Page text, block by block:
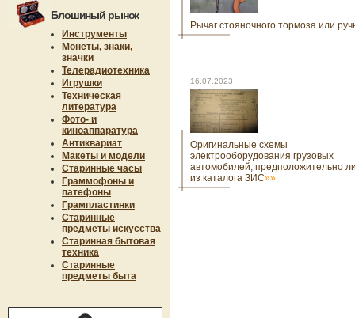
Блошиный рынок
Инструменты
Монеты, знаки,
значки
Телерадиотехника
Игрушки
Техническая
литература
Фото- и
киноаппаратура
Антиквариат
Макеты и модели
Старинные часы
Граммофоны и
патефоны
Грампластинки
Старинные
предметы искусства
Старинная бытовая
техника
Старинные
предметы быта
Рычаг стояночного тормоза или
16.07.2023
Оригинальные схемы
электрооборудования грузовых
автомобилей, предположительно
из каталога ЗИС»»